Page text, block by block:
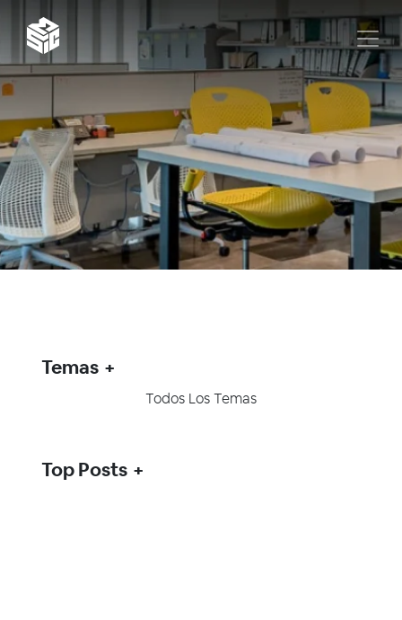
Temas
Todos Los Temas
Top Posts